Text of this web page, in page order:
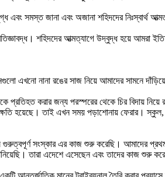
সমস্ত জানা এবং অজানা শহিদদের নিঃস্বার্থ
শহিদদের আত্মত্যাগে উদ্বুদ্ধ হয়ে আমরা
এখনো নানা রঙের সাজ নিয়ে আমাদের সামনে
প্রতিহত করার জন্য পরস্পরের থেকে চির বিদায়
ক্ষতি হয়েছে। তাই এখন সময় পড়াশোনায় ফেরার।
সংস্কার এর কাজ শুরু করেছি। আমাদের
তারা এদেশে এসেছেন এবং তাদের কাজ শুরু